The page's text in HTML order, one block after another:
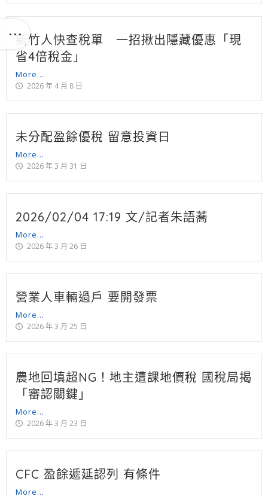
新竹人快查稅單 一招揪出隱藏優惠「現
省4倍稅金」
More...
2026 年 4 月 8 日
未分配盈餘優稅 留意投資日
More...
2026 年 3 月 31 日
2026/02/04 17:19 文/記者朱語蕎
More...
2026 年 3 月 26 日
營業人車輛過戶 要開發票
More...
2026 年 3 月 25 日
農地回填超NG！地主遭課地價稅 國稅局揭
「審認關鍵」
More...
2026 年 3 月 23 日
CFC 盈餘遞延認列 有條件
More...